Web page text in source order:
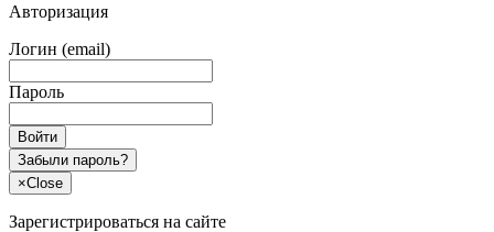
Авторизация
Логин (email)
Пароль
Войти
Забыли пароль?
×Close
Зарегистрироваться на сайте